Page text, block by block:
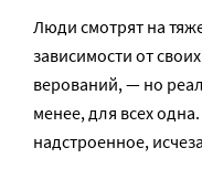
Люди смотрят на
зависимости от
верований, — но
менее, для всех
надстроенное,